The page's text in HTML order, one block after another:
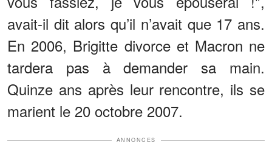
avait-il dit alors qu’il n’avait que 17 ans.
En 2006, Brigitte divorce et Macron ne
tardera pas à demander sa main.
Quinze ans après leur rencontre, ils se
marient le 20 octobre 2007.
ANNONCES